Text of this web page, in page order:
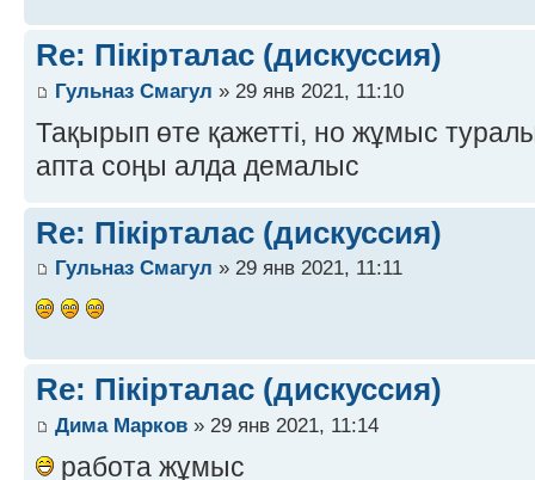
Re: Пікірталас (дискуссия)
Гульназ Смагул » 29 янв 2021, 11:10
Тақырып өте қажетті, но жұмыс
апта соңы алда демалыс
Re: Пікірталас (дискуссия)
Гульназ Смагул » 29 янв 2021, 11:11
Re: Пікірталас (дискуссия)
Дима Марков » 29 янв 2021, 11:14
работа жұмыс